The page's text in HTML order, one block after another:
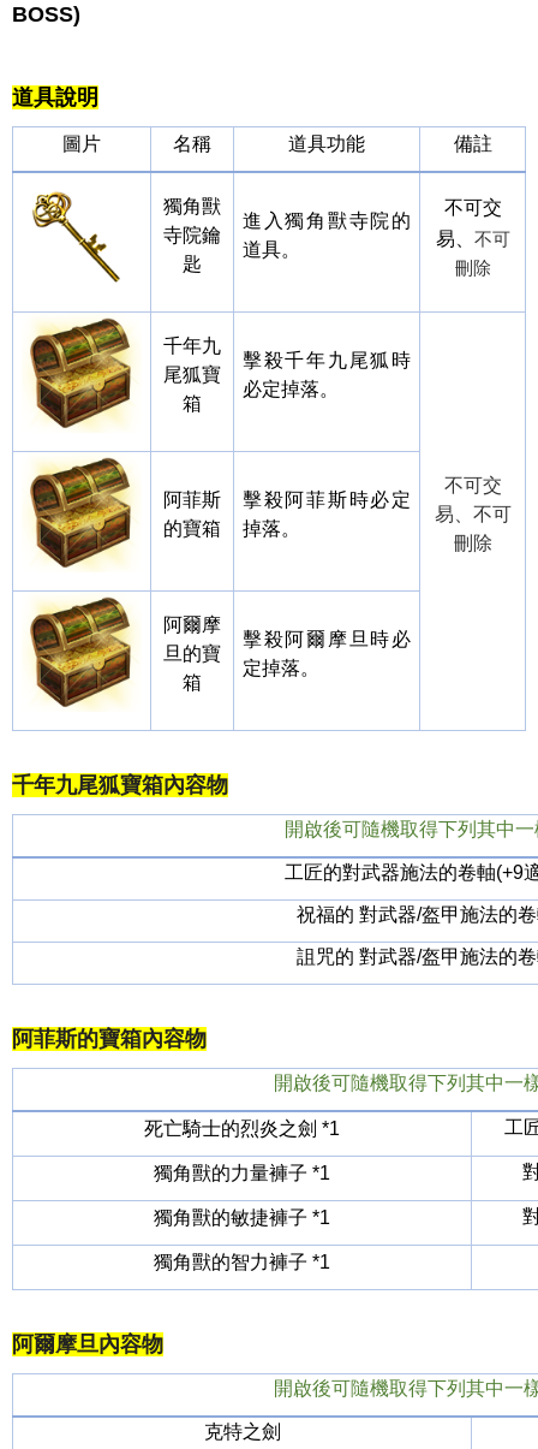
BOSS)
道具說明
圖片 名稱 道具功能 備註
獨角獸
寺院鑰
匙
進入獨角獸寺院的
道具。
不可交
易、 不可
刪除
千年九
尾狐寶
箱
擊殺千年九尾狐時
必定掉落。
不可交
易、不可
刪除
阿菲斯
的寶箱
擊殺阿菲斯時必定
掉落。
阿爾摩
旦的寶
箱
擊殺阿爾摩旦時必
定掉落。
千年九尾狐寶箱內容物
開啟後可隨機取得下列其中
工匠的對武器施法的卷軸(+9
祝福的 對武器/盔甲施法的
詛咒的 對武器/盔甲施法的
阿菲斯的寶箱內容物
開啟後可隨機取得下列其中一
死亡騎士的烈炎之劍 *1 工
獨角獸的力量褲子 *1
獨角獸的敏捷褲子 *1
獨角獸的智力褲子 *1
阿爾摩旦內容物
開啟後可隨機取得下列其中一
克特之劍